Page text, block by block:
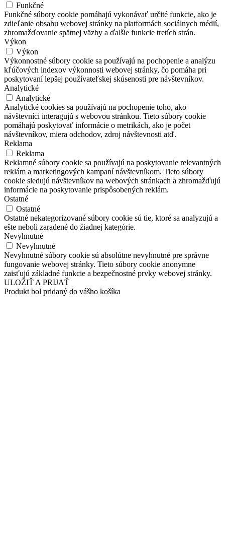
Funkčné
Funkčné súbory cookie pomáhajú vykonávať určité funkcie, ako je
zdieľanie obsahu webovej stránky na platformách sociálnych médií,
zhromažďovanie spätnej väzby a ďalšie funkcie tretích strán.
Výkon
Výkon
Výkonnostné súbory cookie sa používajú na pochopenie a analýzu
kľúčových indexov výkonnosti webovej stránky, čo pomáha pri
poskytovaní lepšej používateľskej skúsenosti pre návštevníkov.
Analytické
Analytické
Analytické cookies sa používajú na pochopenie toho, ako
návštevníci interagujú s webovou stránkou. Tieto súbory cookie
pomáhajú poskytovať informácie o metrikách, ako je počet
návštevníkov, miera odchodov, zdroj návštevnosti atď.
Reklama
Reklama
Reklamné súbory cookie sa používajú na poskytovanie relevantných
reklám a marketingových kampaní návštevníkom. Tieto súbory
cookie sledujú návštevníkov na webových stránkach a zhromažďujú
informácie na poskytovanie prispôsobených reklám.
Ostatné
Ostatné
Ostatné nekategorizované súbory cookie sú tie, ktoré sa analyzujú a
ešte neboli zaradené do žiadnej kategórie.
Nevyhnutné
Nevyhnutné
Nevyhnutné súbory cookie sú absolútne nevyhnutné pre správne
fungovanie webovej stránky. Tieto súbory cookie anonymne
zaisťujú základné funkcie a bezpečnostné prvky webovej stránky.
ULOŽIŤ A PRIJAŤ
Produkt bol pridaný do vášho košíka